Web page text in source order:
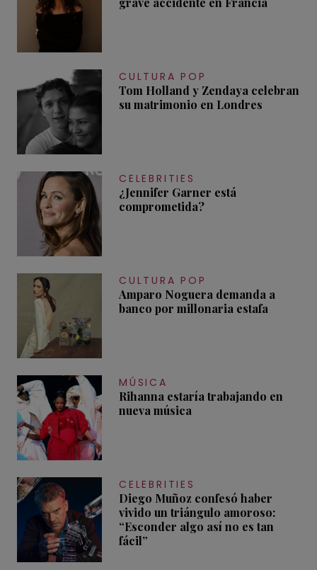
CULTURA POP
Tom Holland y Zendaya celebran
su matrimonio en Londres
CELEBRITIES
¿Jennifer Garner está
comprometida?
CULTURA POP
Amparo Noguera demanda a
banco por millonaria estafa
MÚSICA
Rihanna estaría trabajando en
nueva música
CELEBRITIES
Diego Muñoz confesó haber
vivido un triángulo amoroso:
“Esconder algo así no es tan
fácil”